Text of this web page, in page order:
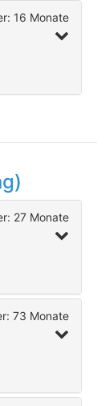
16 Monate
27 Monate
73 Monate